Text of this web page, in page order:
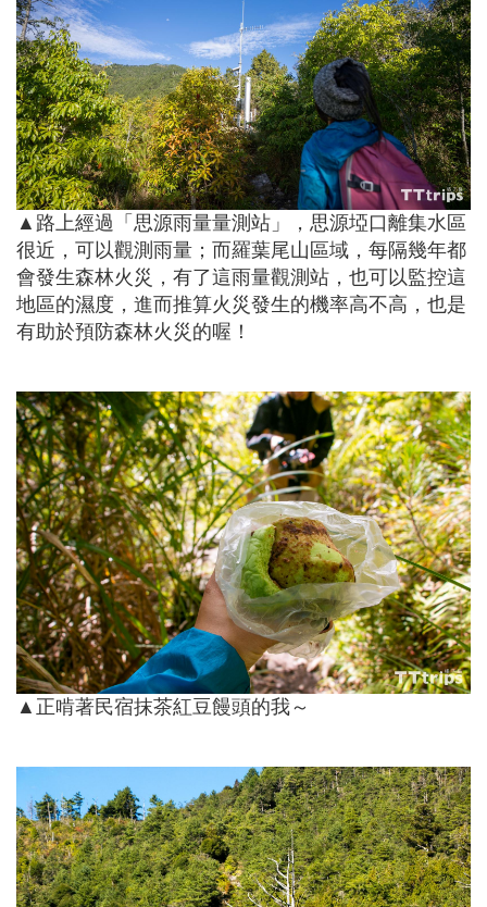
▲路上經過「思源雨量量測站」，思源埡口離集水區
很近，可以觀測雨量；而羅葉尾山區域，每隔幾年都
會發生森林火災，有了這雨量觀測站，也可以監控這
地區的濕度，進而推算火災發生的機率高不高，也是
有助於預防森林火災的喔！
▲正啃著民宿抹茶紅豆饅頭的我～